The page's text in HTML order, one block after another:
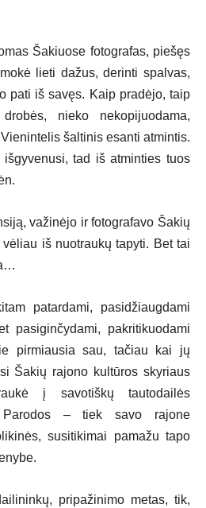
Šakiuose fotografas, piešęs
lieti dažus, derinti spalvas,
pati iš savęs. Kaip pradėjo, taip
nieko nekopijuodama,
šaltinis esanti atmintis.
tad iš atminties tuos
važinėjo ir fotografavo Šakių
iš nuotraukų tapyti. Bet tai
patardami, pasidžiaugdami
pasiginčydami, pakritikuodami
pirmiausia sau, tačiau kai jų
Šakių rajono kultūros skyriaus
į savotiškų tautodailės
Parodos – tiek savo rajone
susitikimai pamažu tapo
pripažinimo metas, tik,